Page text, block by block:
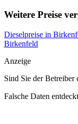
Weitere Preise
Dieselpreise in
Birkenfeld
Anzeige
Sind Sie der Betreiber
Falsche Daten